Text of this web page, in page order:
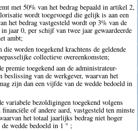
met 50% van het bedrag bepaald in artikel 2,
wordt toegevoegd die gelijk is aan een
het bedrag vastgesteld wordt op 3% van de
jaar 0, per schijf van twee jaar gewaardeerde
ambt;
die worden toegekend krachtens de geldende
collectieve overeenkomsten;
premie toegekend aan de administrateur-
beslissing van de werkgever, waarvan het
zijn dan een vijfde van de wedde bedoeld in
variabele bezoldigingen toegekend volgens
of andere aard, vastgesteld ten minste
het totaal jaarlijks bedrag niet hoger
wedde bedoeld in 1 ° ;